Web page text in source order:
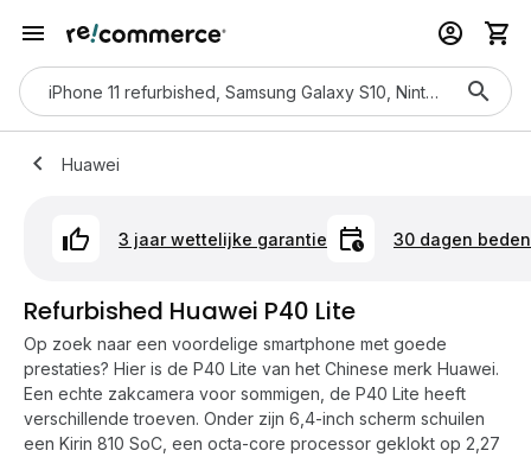
Huawei
3 jaar wettelijke garantie 30 dagen
Refurbished Huawei P40 Lite
Op zoek naar een voordelige smartphone met goede
prestaties? Hier is de P40 Lite van het Chinese merk Huawei.
Een echte zakcamera voor sommigen, de P40 Lite heeft
verschillende troeven. Onder zijn 6,4-inch scherm schuilen
een Kirin 810 SoC, een octa-core processor geklokt op 2,27